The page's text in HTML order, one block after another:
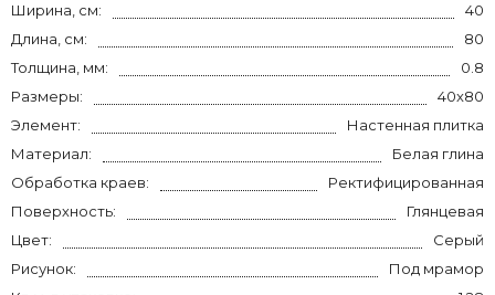
Ширина, см:
40
Длина, см:
80
Толщина, мм:
0.8
Размеры:
40x80
Элемент:
Настенная плитка
Материал:
Белая глина
Обработка краев:
Ректифицированная
Поверхность:
Глянцевая
Цвет:
Серый
Рисунок:
Под мрамор